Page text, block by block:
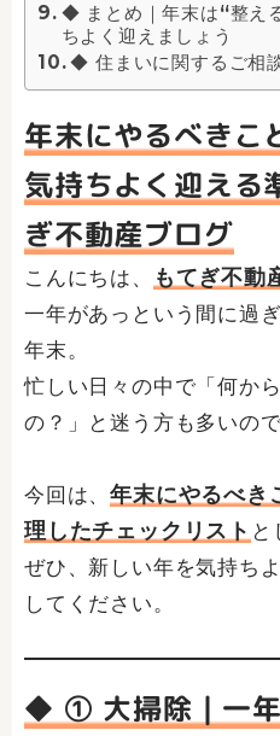
◆ まとめ｜年末は“整え
ちよく迎えましょう
◆ 住まいに関するご相
年末にやるべきこ
気持ちよく迎える
ぎ不動産ブログ
こんにちは、 もてぎ不動
一年があっという間に過
年末。
忙しい日々の中で「何か
の？」と迷う方も多いの
今回は、年末にやるべき
理したチェックリスト と
ぜひ、新しい年を気持ち
してください。
◆ ① 大掃除｜一年